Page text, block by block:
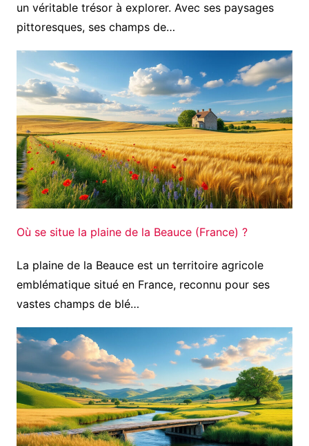
un véritable trésor à explorer. Avec ses paysages
pittoresques, ses champs de…
Où se situe la plaine de la Beauce (France) ?
La plaine de la Beauce est un territoire agricole
emblématique situé en France, reconnu pour ses
vastes champs de blé…